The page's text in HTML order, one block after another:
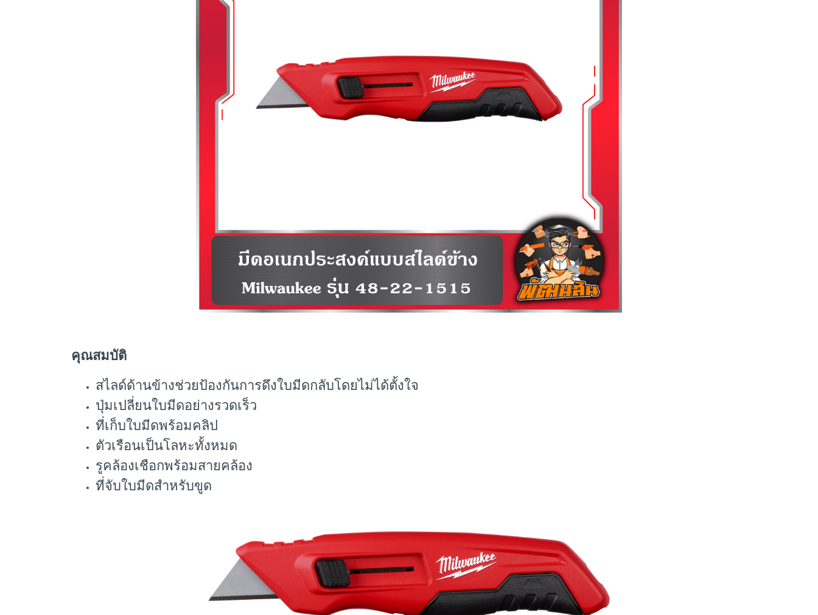
คุณสมบัติ
สไลด์ด้านข้างช่วยป้องกันการดึงใบมีดกลับโดยไม่ได้ตั้งใจ
ปุ่มเปลี่ยนใบมีดอย่างรวดเร็ว
ที่เก็บใบมีดพร้อมคลิป
ตัวเรือนเป็นโลหะทั้งหมด
รูคล้องเชือกพร้อมสายคล้อง
ที่จับใบมีดสำหรับขูด